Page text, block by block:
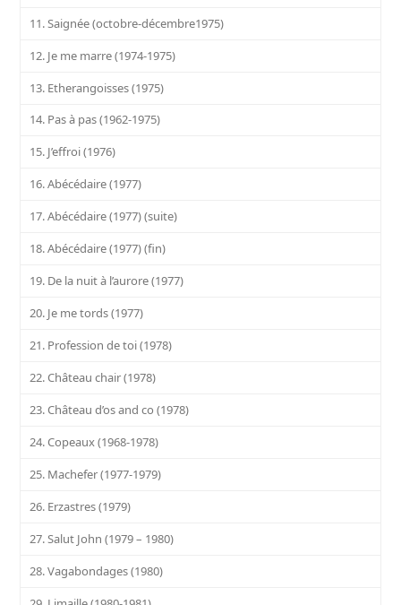
11. Saignée (octobre-décembre1975)
12. Je me marre (1974-1975)
13. Etherangoisses (1975)
14. Pas à pas (1962-1975)
15. J’effroi (1976)
16. Abécédaire (1977)
17. Abécédaire (1977) (suite)
18. Abécédaire (1977) (fin)
19. De la nuit à l’aurore (1977)
20. Je me tords (1977)
21. Profession de toi (1978)
22. Château chair (1978)
23. Château d’os and co (1978)
24. Copeaux (1968-1978)
25. Machefer (1977-1979)
26. Erzastres (1979)
27. Salut John (1979 – 1980)
28. Vagabondages (1980)